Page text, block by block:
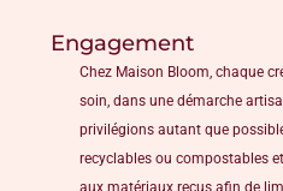
Engagement
Chez Maison Bloom, chaque
soin, dans une démarche
privilégions autant que
recyclables ou compostables